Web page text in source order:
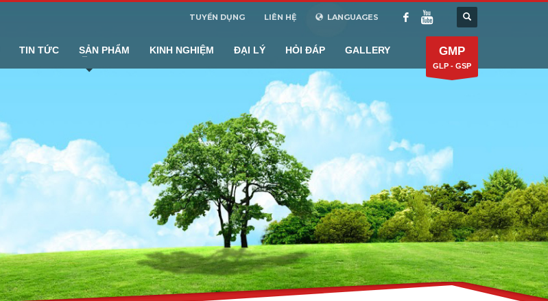
LANGUAGES
TUYỂN DỤNG LIÊN HỆ
GMP
GLP - GSP
TIN TỨC SẢN PHẨM KINH NGHIỆM ĐẠI LÝ HỎI ĐÁP GALLERY